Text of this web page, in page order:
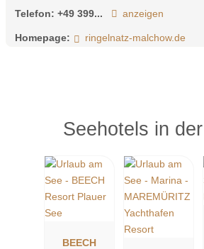
Telefon: +49 399... anzeigen
Homepage: ringelnatz-malchow.de
Seehotels in
BEECH